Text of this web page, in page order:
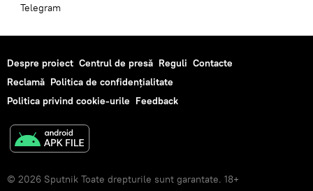
Telegram
Despre proiect Centrul de presă Reguli Contacte
Reclamă Politica de confidențialitate
Politica privind cookie-urile Feedback
© 2026 Sputnik Toate drepturile sunt garantate. 18+